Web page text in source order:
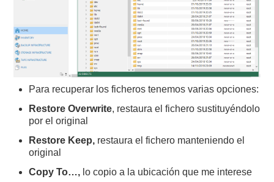
Para recuperar los ficheros tenemos varias opciones:
Restore Overwrite, restaura el fichero sustituyéndolo
por el original
Restore Keep, restaura el fichero manteniendo el
original
Copy To…, lo copio a la ubicación que me interese